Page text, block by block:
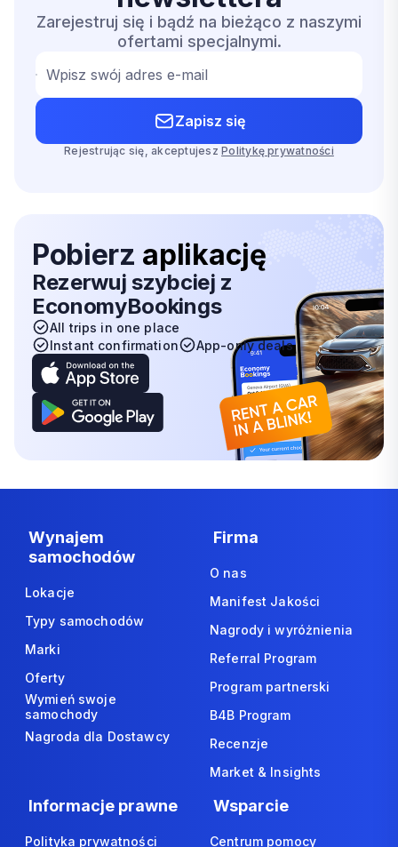
Zarejestruj się i bądź na bieżąco z naszymi
ofertami specjalnymi.
Wpisz swój adres e-mail
Zapisz się
Rejestrując się, akceptujesz Politykę prywatności
Pobierz aplikację
Rezerwuj szybciej z
EconomyBookings
All trips in one place
Instant confirmation
App-only deals
Wynajem
samochodów
Lokacje
Typy samochodów
Marki
Oferty
Wymień swoje
samochody
Nagroda dla Dostawcy
Firma
O nas
Manifest Jakości
Nagrody i wyróżnienia
Referral Program
Program partnerski
B4B Program
Recenzje
Market & Insights
Informacje prawne
Polityka prywatności
Wsparcie
Centrum pomocy